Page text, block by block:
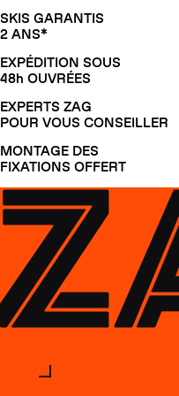
SKIS GARANTIS
2 ANS*
EXPÉDITION SOUS
48h OUVRÉES
EXPERTS ZAG
POUR VOUS CONSEILLER
MONTAGE DES
FIXATIONS OFFERT